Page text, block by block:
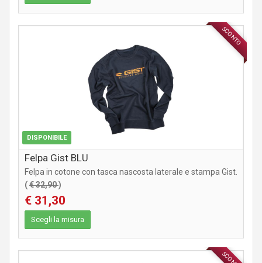
SCONTO
DISPONIBILE
ABBIGLIAMENTO
Felpa Gist BLU
Felpa in cotone con tasca nascosta laterale e stampa Gist.
(€ 32,90)
€ 31,30
Scegli la misura